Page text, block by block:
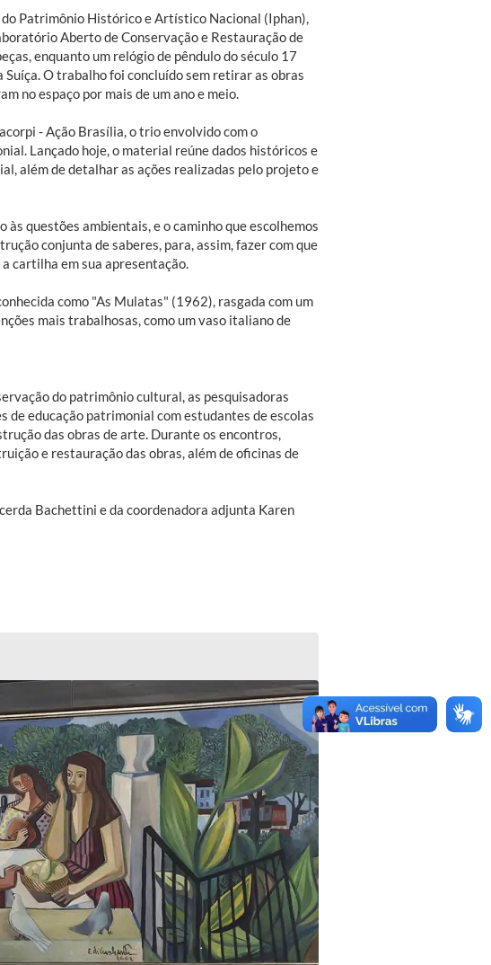
Patrimônio Histórico e Artístico Nacional (Iphan),
Aberto de Conservação e Restauração de
enquanto um relógio de pêndulo do século 17
O trabalho foi concluído sem retirar as obras
no espaço por mais de um ano e meio.
- Ação Brasília, o trio envolvido com o
Lançado hoje, o material reúne dados históricos e
além de detalhar as ações realizadas pelo projeto e
questões ambientais, e o caminho que escolhemos
conjunta de saberes, para, assim, fazer com que
cartilha em sua apresentação.
como "As Mulatas" (1962), rasgada com um
mais trabalhosas, como um vaso italiano de
do patrimônio cultural, as pesquisadoras
de educação patrimonial com estudantes de escolas
das obras de arte. Durante os encontros,
e restauração das obras, além de oficinas de
Bachettini e da coordenadora adjunta Karen